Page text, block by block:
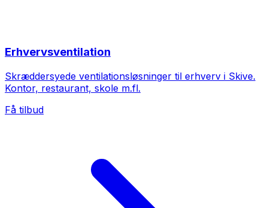
Erhvervsventilation
Skræddersyede ventilationsløsninger til erhverv i Skive.
Kontor, restaurant, skole m.fl.
Få tilbud